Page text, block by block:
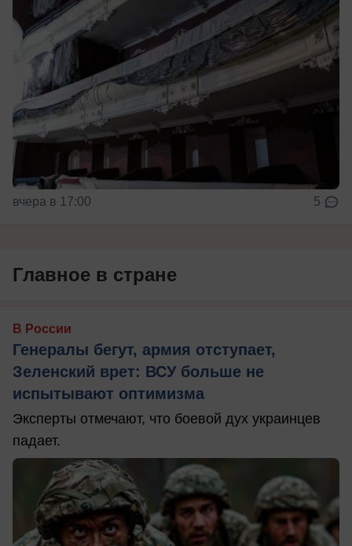
вчера в 17:00 5
Главное в стране
В России
Генералы бегут, армия отступает,
Зеленский врет: ВСУ больше не
испытывают оптимизма
Эксперты отмечают, что боевой дух украинцев
падает.